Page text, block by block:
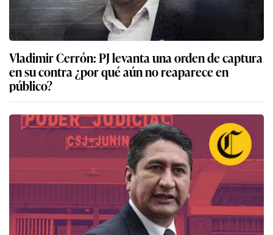
Vladimir Cerrón: PJ levanta una orden de captura
en su contra ¿por qué aún no reaparece en
público?